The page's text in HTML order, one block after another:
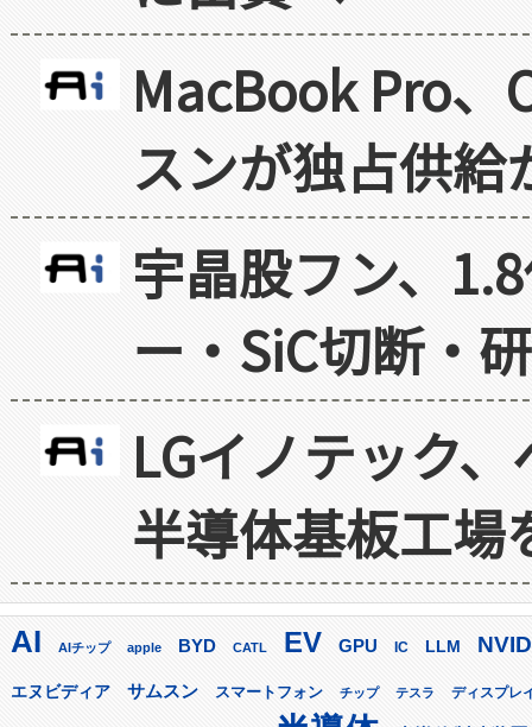
MacBook Pro
スンが独占供給
宇晶股フン、
ー・SiC切断・
LGイノテック
半導体基板工場
AI AIチップ apple BYD CATL EV GPU IC LLM
エヌビディア サムスン スマートフォン チップ テスラ ディスプレ